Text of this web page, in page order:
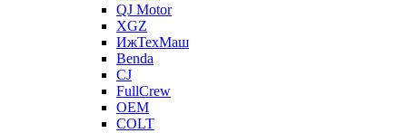
QJ Motor
XGZ
ИжТехМаш
Benda
CJ
FullCrew
OEM
COLT